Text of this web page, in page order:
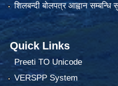
शिलबन्दी बोलपत्र आह्वान सम्बन्धि
Quick Links
Preeti TO Unicode
VERSPP System